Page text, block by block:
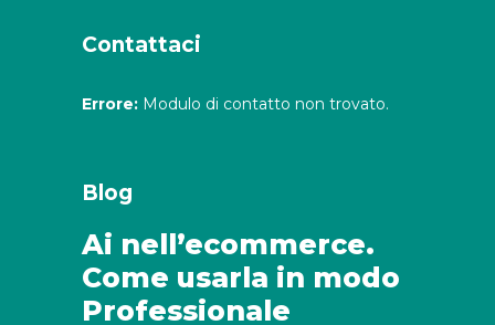
Contattaci
Errore: Modulo di contatto non trovato.
Blog
Ai nell’ecommerce.
Come usarla in modo
Professionale